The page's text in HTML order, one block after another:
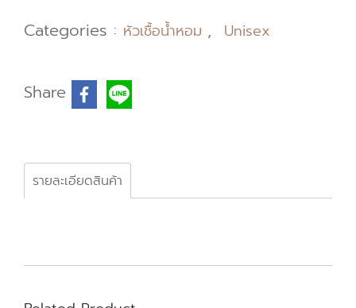
Categories : หัวเชื้อน้ำหอม , Unisex
Share
รายละเอียดสินค้า